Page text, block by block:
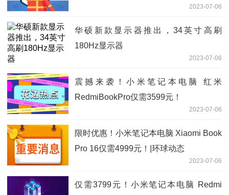
2023-07-06
华硕新款显示器推出，34英寸高刷
180Hz显示器
2023-07-06
震撼来袭！小米笔记本电脑 红米
RedmiBookPro仅需3599元！
2023-07-06
限时优惠！小米笔记本电脑 Xiaomi Book
Pro 16仅需4999元！|环球动态
2023-07-06
仅需3799元！小米笔记本电脑 Redmi